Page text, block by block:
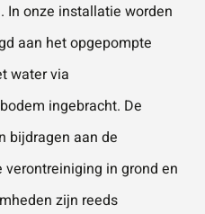
In onze installatie worden
aan het opgepompte
water via
ingebracht. De
bijdragen aan de
in grond en
zijn reeds